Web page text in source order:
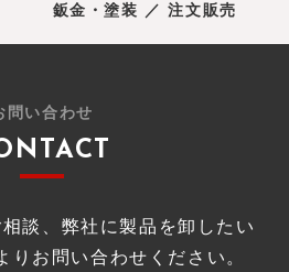
鈑金・塗装 ／ 注文販売
問い合わせ
談、弊社に製品を卸したい
りお問い合わせください。